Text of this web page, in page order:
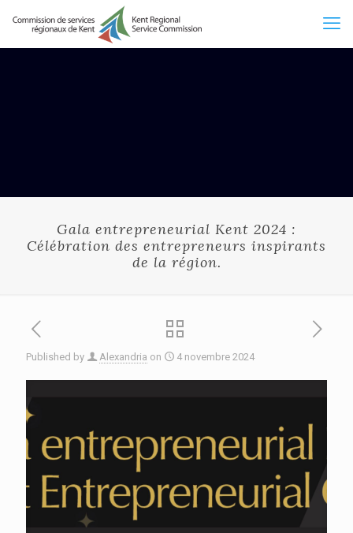
Gala entrepreneurial Kent 2024 :
Célébration des entrepreneurs inspirants
de la région.
Published by Alexandria on 4 novembre 2024